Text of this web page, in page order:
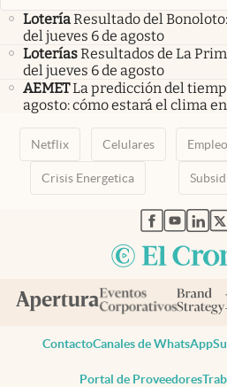
LoteríaResultado del
del jueves 6 de agosto
LoteríasResultados de La
del jueves 6 de agosto
AEMETLa predicción del
agosto: cómo estará el clima
Netflix Celulares Empleo
Crisis Energetica
abre en
abre
ContactoCanales de WhatsApp
Portal de Proveedores